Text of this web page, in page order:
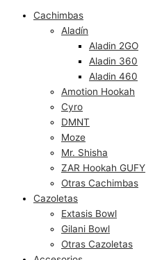
Cachimbas
Aladín
Aladin 2GO
Aladin 360
Aladin 460
Amotion Hookah
Cyro
DMNT
Moze
Mr. Shisha
ZAR Hookah GUFY
Otras Cachimbas
Cazoletas
Extasis Bowl
Gilani Bowl
Otras Cazoletas